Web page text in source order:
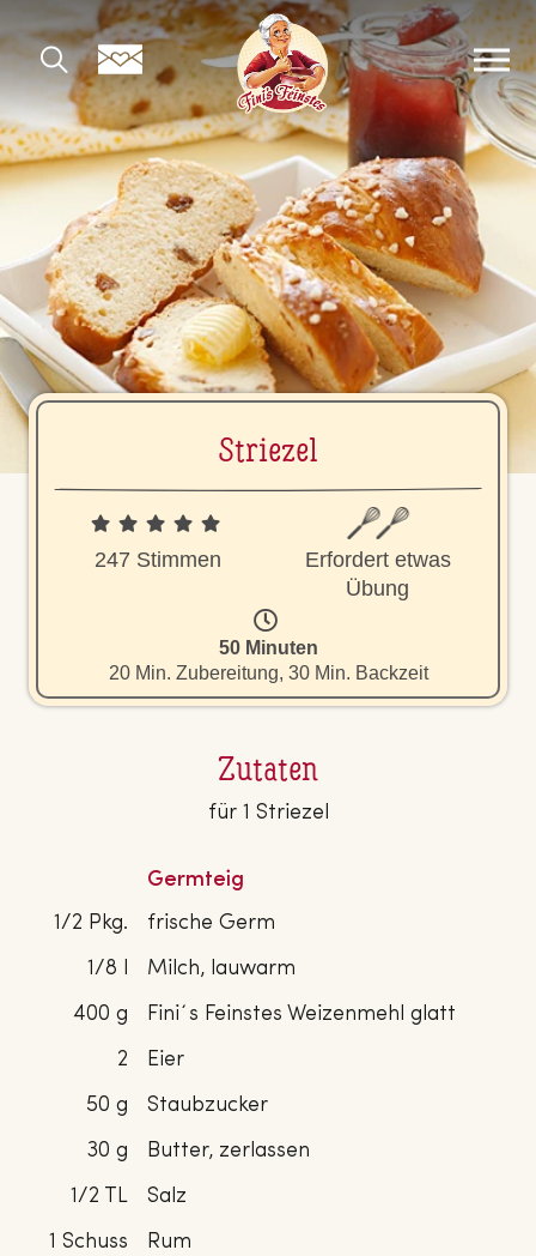
Striezel
247 Stimmen
Erfordert etwas
Übung
50 Minuten
20 Min. Zubereitung, 30 Min. Backzeit
Zutaten
für 1 Striezel
Germteig
1/2 Pkg.
frische Germ
1/8 l
Milch, lauwarm
400 g
Fini´s Feinstes Weizenmehl glatt
2
Eier
50 g
Staubzucker
30 g
Butter, zerlassen
1/2 TL
Salz
1 Schuss
Rum